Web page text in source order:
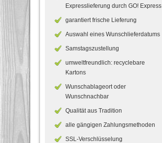
Expresslieferung durch GO! Express
garantiert frische Lieferung
Auswahl eines Wunschlieferdatums
Samstagszustellung
umweltfreundlich: recyclebare
Kartons
Wunschablageort oder
Wunschnachbar
Qualität aus Tradition
alle gängigen Zahlungsmethoden
SSL-Verschlüsselung